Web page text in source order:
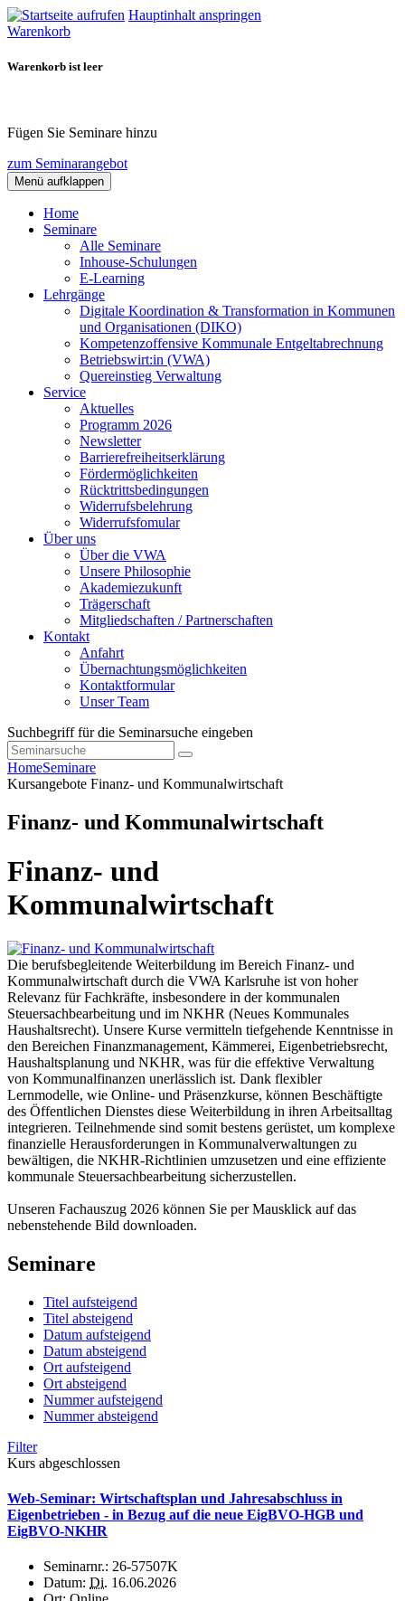
Hauptinhalt anspringen
Warenkorb
Warenkorb ist leer
Fügen Sie Seminare hinzu
zum Seminarangebot
Menü aufklappen
Home
Seminare
Alle Seminare
Inhouse-Schulungen
E-Learning
Lehrgänge
Digitale Koordination & Transformation in Kommunen
und Organisationen (DIKO)
Kompetenzoffensive Kommunale Entgeltabrechnung
Betriebswirt:in (VWA)
Quereinstieg Verwaltung
Service
Aktuelles
Programm 2026
Newsletter
Barrierefreiheitserklärung
Fördermöglichkeiten
Rücktrittsbedingungen
Widerrufsbelehrung
Widerrufsfomular
Über uns
Über die VWA
Unsere Philosophie
Akademiezukunft
Trägerschaft
Mitgliedschaften / Partnerschaften
Kontakt
Anfahrt
Übernachtungsmöglichkeiten
Kontaktformular
Unser Team
Suchbegriff für die Seminarsuche eingeben
HomeSeminare
Kursangebote Finanz- und Kommunalwirtschaft
Finanz- und Kommunalwirtschaft
Finanz- und
Kommunalwirtschaft
Die berufsbegleitende Weiterbildung im Bereich Finanz- und
Kommunalwirtschaft durch die VWA Karlsruhe ist von hoher
Relevanz für Fachkräfte, insbesondere in der kommunalen
Steuersachbearbeitung und im NKHR (Neues Kommunales
Haushaltsrecht). Unsere Kurse vermitteln tiefgehende Kenntnisse in
den Bereichen Finanzmanagement, Kämmerei, Eigenbetriebsrecht,
Haushaltsplanung und NKHR, was für die effektive Verwaltung
von Kommunalfinanzen unerlässlich ist. Dank flexibler
Lernmodelle, wie Online- und Präsenzkurse, können Beschäftigte
des Öffentlichen Dienstes diese Weiterbildung in ihren Arbeitsalltag
integrieren. Teilnehmende sind somit bestens gerüstet, um komplexe
finanzielle Herausforderungen in Kommunalverwaltungen zu
bewältigen, die NKHR-Richtlinien umzusetzen und eine effiziente
kommunale Steuersachbearbeitung sicherzustellen.
Unseren Fachauszug 2026 können Sie per Mausklick auf das
nebenstehende Bild downloaden.
Seminare
Titel aufsteigend
Titel absteigend
Datum aufsteigend
Datum absteigend
Ort aufsteigend
Ort absteigend
Nummer aufsteigend
Nummer absteigend
Filter
Kurs abgeschlossen
Web-Seminar: Wirtschaftsplan und Jahresabschluss in
Eigenbetrieben - in Bezug auf die neue EigBVO-HGB und
EigBVO-NKHR
Seminarnr.: 26-57507K
Datum: Di. 16.06.2026